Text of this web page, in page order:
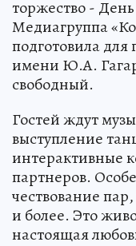
торжество -
Медиагруппа
подготовила
имени Ю.А.
свободный.
Гостей ждут
выступление
интерактивные
партнеров.
чествование
и более. Это
настоящая